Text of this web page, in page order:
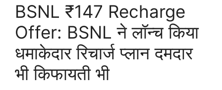
BSNL ₹147 Recharge
Offer: BSNL ने लॉन्च किया
धमाकेदार रिचार्ज प्लान दमदार
भी किफायती भी